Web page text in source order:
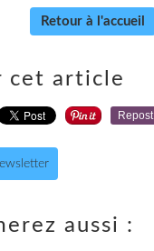
Retour à l'accueil
cet article
Repost
aussi :